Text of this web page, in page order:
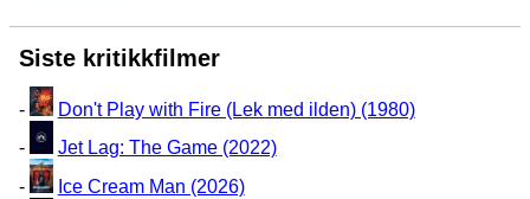
Siste kritikkfilmer
-
Don't Play with Fire (Lek med ilden) (1980)
-
Jet Lag: The Game (2022)
-
Ice Cream Man (2026)